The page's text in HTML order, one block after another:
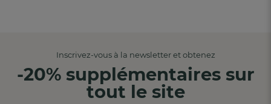
Inscrivez-vous à la newsletter et obtenez
-20% supplémentaires sur
tout le site